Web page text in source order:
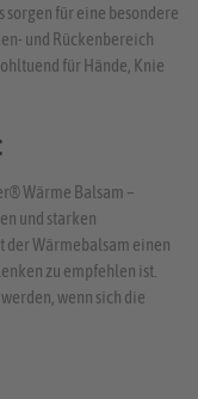
für eine besondere
und Rückenbereich
für Hände, Knie
Wärme Balsam –
und starken
der Wärmebalsam einen
zu empfehlen ist.
wenn sich die